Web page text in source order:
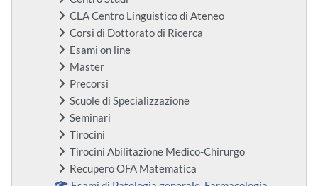
CLA Centro Linguistico di Ateneo
Corsi di Dottorato di Ricerca
Esami on line
Master
Precorsi
Scuole di Specializzazione
Seminari
Tirocini
Tirocini Abilitazione Medico-Chirurgo
Recupero OFA Matematica